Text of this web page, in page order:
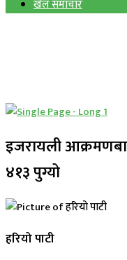
खेल समाचार
इजरायली
४१३ पुग्यो
हरियो पाटी